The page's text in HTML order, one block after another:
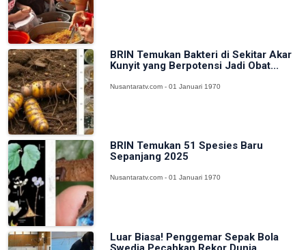
BRIN Temukan Bakteri di Sekitar Akar
Kunyit yang Berpotensi Jadi Obat...
Nusantaratv.com - 01 Januari 1970
BRIN Temukan 51 Spesies Baru
Sepanjang 2025
Nusantaratv.com - 01 Januari 1970
Luar Biasa! Penggemar Sepak Bola